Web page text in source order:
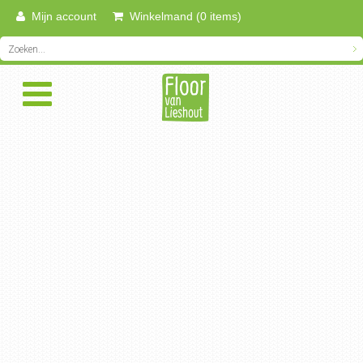
Mijn account Winkelmand (0 items)